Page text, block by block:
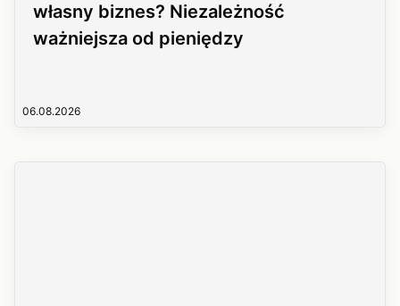
własny biznes? Niezależność
ważniejsza od pieniędzy
06.08.2026